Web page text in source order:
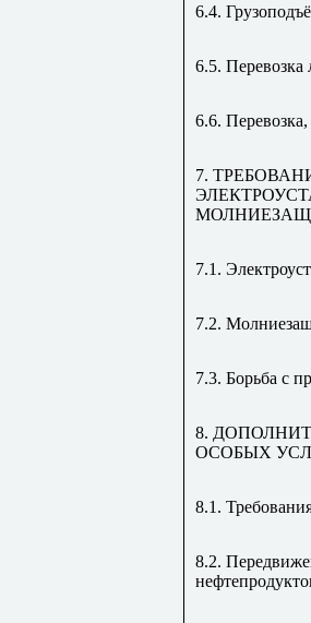
6.4.
6.5. Перевозка
6.6.
7.
7.1.
7.2.
7.3. Борьба с
8.
ОСОБЫХ
8.1.
8.2.